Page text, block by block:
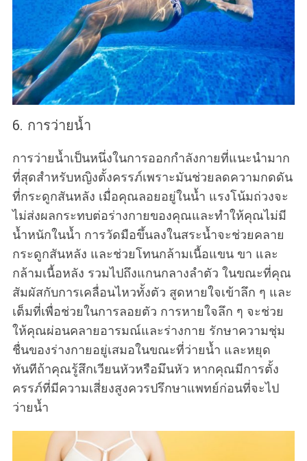
6. การว่ายน้ำ
การว่ายน้ำเป็นหนึ่งในการออกกำลังกายที่แนะนำมาก
ที่สุดสำหรับหญิงตั้งครรภ์เพราะมันช่วยลดความกดดัน
ที่กระดูกสันหลัง เมื่อคุณลอยอยู่ในน้ำ แรงโน้มถ่วงจะ
ไม่ส่งผลกระทบต่อร่างกายของคุณและทำให้คุณไม่มี
น้ำหนักในน้ำ การวัดมือขึ้นลงในสระน้ำจะช่วยคลาย
กระดูกสันหลัง และช่วยโทนกล้ามเนื้อแขน ขา และ
กล้ามเนื้อหลัง รวมไปถึงแกนกลางลำตัว ในขณะที่คุณ
สัมผัสกับการเคลื่อนไหวทั้งตัว สูดหายใจเข้าลึก ๆ และ
เต็มที่เพื่อช่วยในการลอยตัว การหายใจลึก ๆ จะช่วย
ให้คุณผ่อนคลายอารมณ์และร่างกาย รักษาความชุ่ม
ชื่นของร่างกายอยู่เสมอในขณะที่ว่ายน้ำ และหยุด
ทันทีถ้าคุณรู้สึกเวียนหัวหรือมึนหัว หากคุณมีการตั้ง
ครรภ์ที่มีความเสี่ยงสูงควรปรึกษาแพทย์ก่อนที่จะไป
ว่ายน้ำ
e
a
r
c
h
f
o
r